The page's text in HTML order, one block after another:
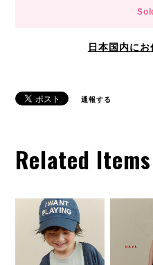
日本国内に
通報する
Related Items